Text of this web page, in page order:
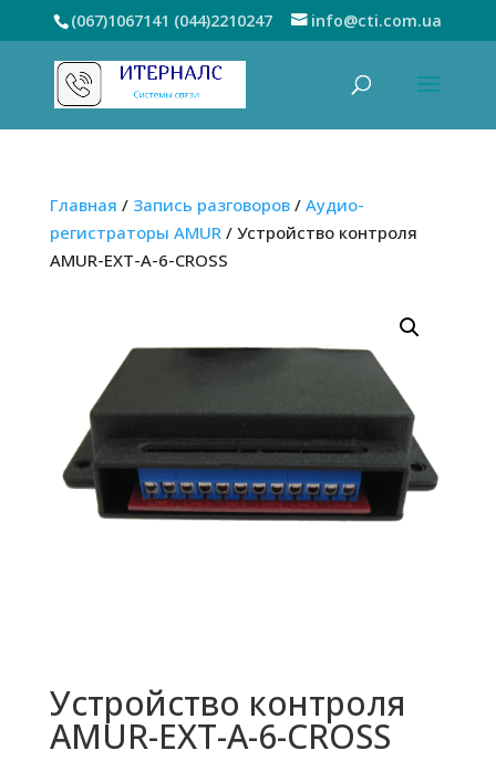
(067)1067141 (044)2210247 info@cti.com.ua
Главная / Запись разговоров/ Аудио-
регистраторы AMUR/ Устройство контроля
AMUR-EXT-A-6-CROSS
Устройство контроля
AMUR-EXT-A-6-CROSS